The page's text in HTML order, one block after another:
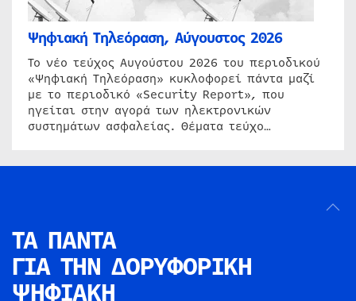
Ψηφιακή Τηλεόραση, Αύγουστος 2026
Το νέο τεύχος Αυγούστου 2026 του περιοδικού
«Ψηφιακή Τηλεόραση» κυκλοφορεί πάντα μαζί
με το περιοδικό «Security Report», που
ηγείται στην αγορά των ηλεκτρονικών
συστημάτων ασφαλείας. Θέματα τεύχο…
ΤΑ ΠΑΝΤΑ
ΓΙΑ ΤΗΝ ΔΟΡΥΦΟΡΙΚΗ
ΨΗΦΙΑΚΗ